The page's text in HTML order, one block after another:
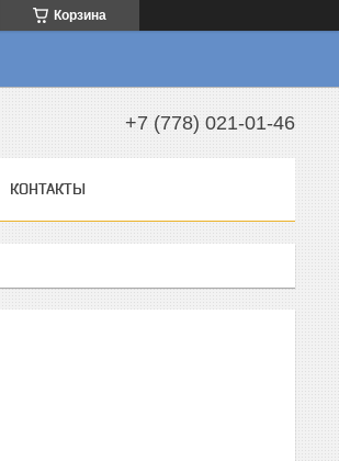
Корзина
+7 (778) 021-01-46
КОНТАКТЫ